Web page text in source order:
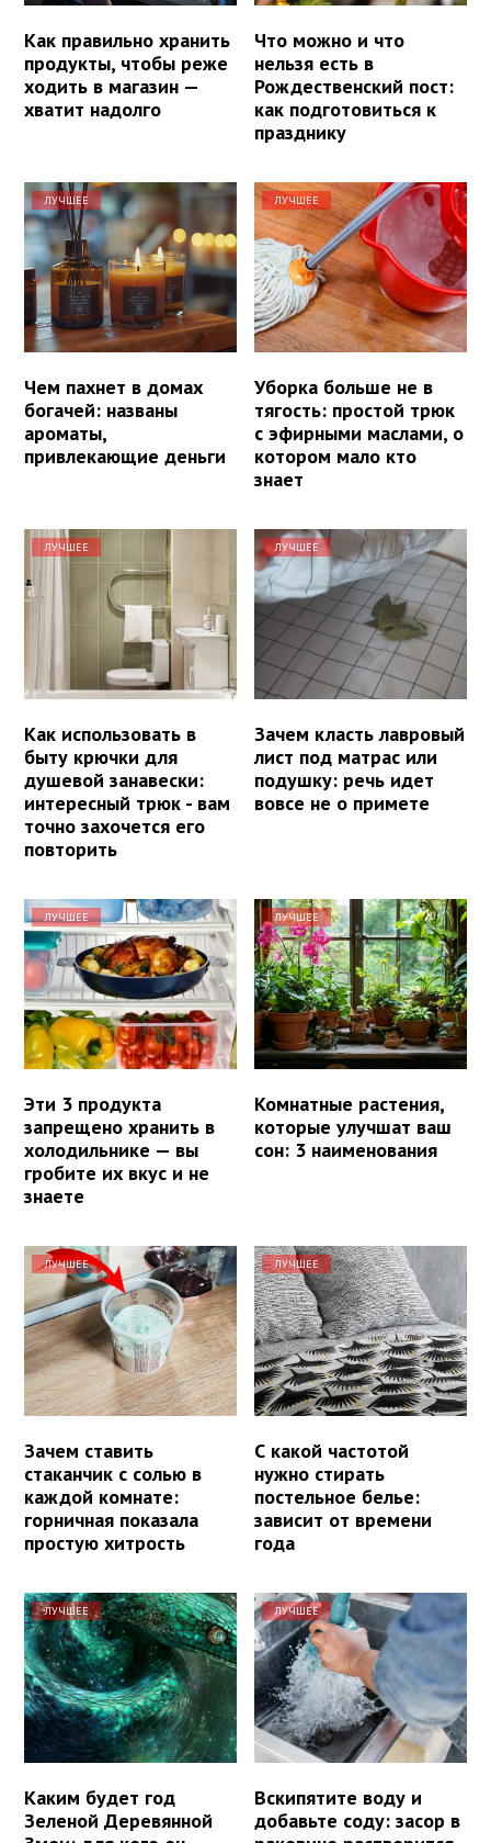
Как правильно хранить
продукты, чтобы реже
ходить в магазин —
хватит надолго
Что можно и что
нельзя есть в
Рождественский пост:
как подготовиться к
празднику
ЛУЧШЕЕ
Чем пахнет в домах
богачей: названы
ароматы,
привлекающие деньги
ЛУЧШЕЕ
Уборка больше не в
тягость: простой трюк
с эфирными маслами, о
котором мало кто
знает
ЛУЧШЕЕ
Как использовать в
быту крючки для
душевой занавески:
интересный трюк - вам
точно захочется его
повторить
ЛУЧШЕЕ
Зачем класть лавровый
лист под матрас или
подушку: речь идет
вовсе не о примете
ЛУЧШЕЕ
Эти 3 продукта
запрещено хранить в
холодильнике — вы
гробите их вкус и не
знаете
ЛУЧШЕЕ
Комнатные растения,
которые улучшат ваш
сон: 3 наименования
ЛУЧШЕЕ
Зачем ставить
стаканчик с солью в
каждой комнате:
горничная показала
простую хитрость
ЛУЧШЕЕ
С какой частотой
нужно стирать
постельное белье:
зависит от времени
года
ЛУЧШЕЕ
Каким будет год
Зеленой Деревянной
ЛУЧШЕЕ
Вскипятите воду и
добавьте соду: засор в